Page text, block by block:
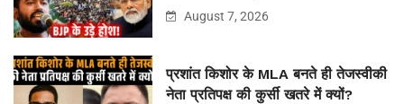
August 7, 2026
प्रशांत किशोर के MLA बनते ही तेजस्वीकी
नेता प्रतिपक्ष की कुर्सी खतरे में क्यों?